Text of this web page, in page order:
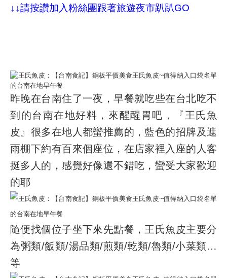
↓↓請按讚加入粉絲團跟著旅遊夜市趴趴GO
昨晚在台南住了一夜，早餐就吃些在台北吃不
到的台南在地好料，來醒醒胃吧，『王氏魚
皮』很多在地人都蠻推薦的，藍色的招牌及遮
雨棚下約有百來個座位，在店家裡入座的人客
挺多人的，感覺好像還不錯吃，蠻受大家歡迎
的耶
隨便找個位子坐下來先點餐，王氏魚皮主要分
為粥類/飯類/湯品類/煎類/乾類/魯類/小菜類…
等